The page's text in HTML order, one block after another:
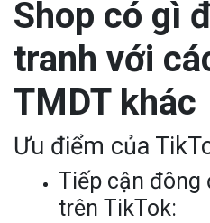
Shop có gì
tranh với
TMDT khác
Ưu điểm của
Tiếp cận đông
trên TikTok: